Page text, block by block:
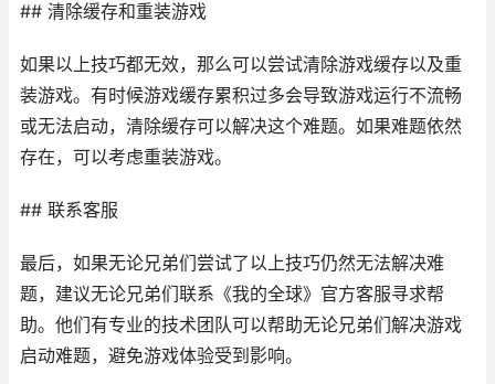
## 清除缓存和重装游戏
如果以上技巧都无效，那么可以尝试清除游戏缓存以及重
装游戏。有时候游戏缓存累积过多会导致游戏运行不流畅
或无法启动，清除缓存可以解决这个难题。如果难题依然
存在，可以考虑重装游戏。
## 联系客服
最后，如果无论兄弟们尝试了以上技巧仍然无法解决难
题，建议无论兄弟们联系《我的全球》官方客服寻求帮
助。他们有专业的技术团队可以帮助无论兄弟们解决游戏
启动难题，避免游戏体验受到影响。